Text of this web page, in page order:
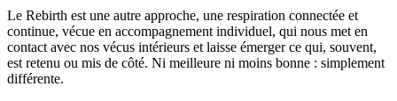
Le Rebirth est une autre approche, une respiration connectée et
continue, vécue en accompagnement individuel, qui nous met en
contact avec nos vécus intérieurs et laisse émerger ce qui, souvent,
est retenu ou mis de côté. Ni meilleure ni moins bonne : simplement
différente.